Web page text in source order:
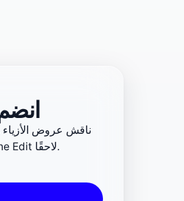
انضم
ناقش عروض الأزياء
المعارض والفن المعاصر، وساهم في تحديد ما سيغطيه The Edit لاحقًا.